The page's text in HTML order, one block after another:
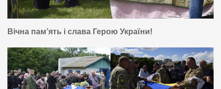
Вічна пам’ять і слава Герою України!